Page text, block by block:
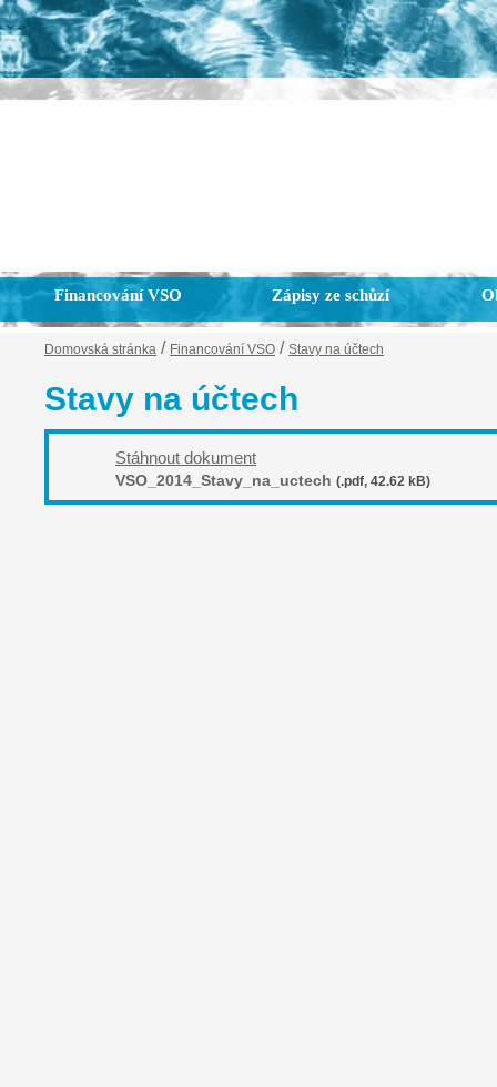
Financování VSO Zápisy ze schůzí
Domovská stránka / Financování VSO / Stavy na účtech
Stavy na účtech
Stáhnout dokument
VSO_2014_Stavy_na_uctech (.pdf, 42.62 kB)